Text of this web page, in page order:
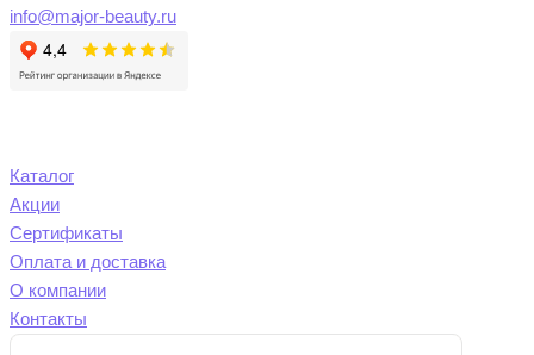
info@major-beauty.ru
Каталог
Акции
Сертификаты
Оплата и доставка
О компании
Контакты